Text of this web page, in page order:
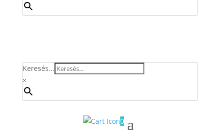
Keresés...
×
0